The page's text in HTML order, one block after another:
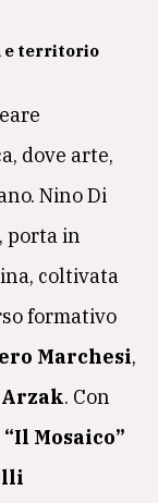
e territorio
dove arte,
Nino Di
porta in
coltivata
formativo
Marchesi,
. Con
“Il Mosaico”